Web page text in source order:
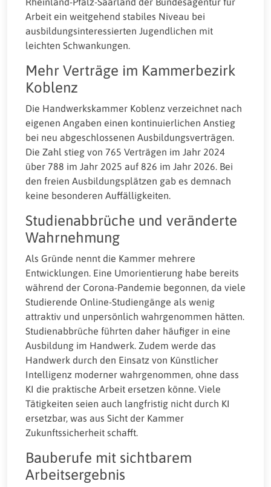
Arbeit ein weitgehend stabiles Niveau bei
ausbildungsinteressierten Jugendlichen mit
leichten Schwankungen.
Mehr Verträge im Kammerbezirk
Koblenz
Die Handwerkskammer Koblenz verzeichnet nach
eigenen Angaben einen kontinuierlichen Anstieg
bei neu abgeschlossenen Ausbildungsverträgen.
Die Zahl stieg von 765 Verträgen im Jahr 2024
über 788 im Jahr 2025 auf 826 im Jahr 2026. Bei
den freien Ausbildungsplätzen gab es demnach
keine besonderen Auffälligkeiten.
Studienabbrüche und veränderte
Wahrnehmung
Als Gründe nennt die Kammer mehrere
Entwicklungen. Eine Umorientierung habe bereits
während der Corona-Pandemie begonnen, da viele
Studierende Online-Studiengänge als wenig
attraktiv und unpersönlich wahrgenommen hätten.
Studienabbrüche führten daher häufiger in eine
Ausbildung im Handwerk. Zudem werde das
Handwerk durch den Einsatz von Künstlicher
Intelligenz moderner wahrgenommen, ohne dass
KI die praktische Arbeit ersetzen könne. Viele
Tätigkeiten seien auch langfristig nicht durch KI
ersetzbar, was aus Sicht der Kammer
Zukunftssicherheit schafft.
Bauberufe mit sichtbarem
Arbeitsergebnis